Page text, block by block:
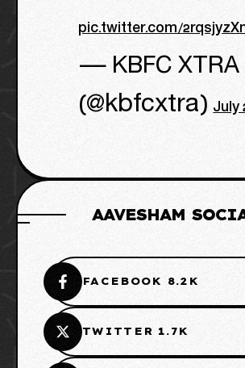
pic.twitter.com/
— KBFC XTRA
(@kbfcxtra)July
AAVESHAM
FACEBOOK 8.2K
TWITTER 1.7K